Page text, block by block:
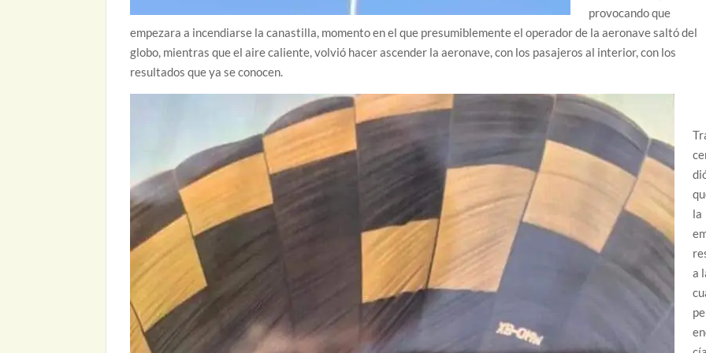
provocando que
empezara a incendiarse la canastilla, momento en el que presumiblemente el operador de la aeronave saltó del
globo, mientras que el aire caliente, volvió hacer ascender la aeronave, con los pasajeros al interior, con los
resultados que ya se conocen.
la
a